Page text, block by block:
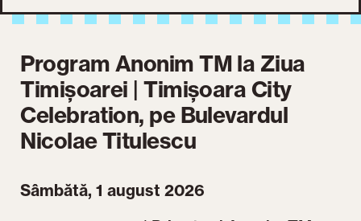
Program Anonim TM la Ziua
Timișoarei | Timișoara City
Celebration, pe Bulevardul
Nicolae Titulescu
Sâmbătă, 1 august 2026